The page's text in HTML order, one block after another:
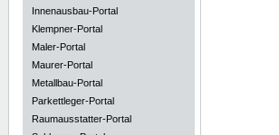
Innenausbau-Portal
Klempner-Portal
Maler-Portal
Maurer-Portal
Metallbau-Portal
Parkettleger-Portal
Raumausstatter-Portal